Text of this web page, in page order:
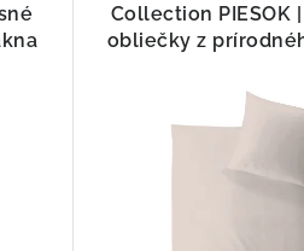
Collection PIESOK
obliečky z